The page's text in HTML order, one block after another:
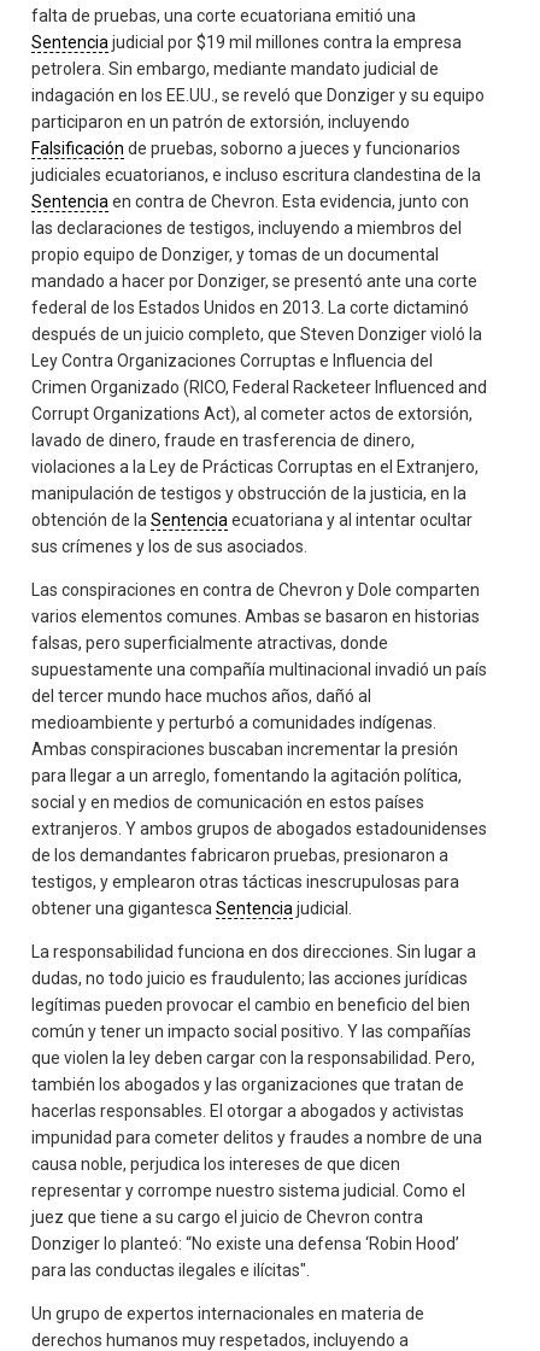
falta de pruebas, una corte ecuatoriana emitió una
Sentencia judicial por $19 mil millones contra la empresa
petrolera. Sin embargo, mediante mandato judicial de
indagación en los EE.UU., se reveló que Donziger y su equipo
participaron en un patrón de extorsión, incluyendo
Falsificación de pruebas, soborno a jueces y funcionarios
judiciales ecuatorianos, e incluso escritura clandestina de la
Sentencia en contra de Chevron. Esta evidencia, junto con
las declaraciones de testigos, incluyendo a miembros del
propio equipo de Donziger, y tomas de un documental
mandado a hacer por Donziger, se presentó ante una corte
federal de los Estados Unidos en 2013. La corte dictaminó
después de un juicio completo, que Steven Donziger violó la
Ley Contra Organizaciones Corruptas e Influencia del
Crimen Organizado (RICO, Federal Racketeer Influenced and
Corrupt Organizations Act), al cometer actos de extorsión,
lavado de dinero, fraude en trasferencia de dinero,
violaciones a la Ley de Prácticas Corruptas en el Extranjero,
manipulación de testigos y obstrucción de la justicia, en la
obtención de laSentencia ecuatoriana y al intentar ocultar
sus crímenes y los de sus asociados.
Las conspiraciones en contra de Chevron y Dole comparten
varios elementos comunes. Ambas se basaron en historias
falsas, pero superficialmente atractivas, donde
supuestamente una compañía multinacional invadió un país
del tercer mundo hace muchos años, dañó al
medioambiente y perturbó a comunidades indígenas.
Ambas conspiraciones buscaban incrementar la presión
para llegar a un arreglo, fomentando la agitación política,
social y en medios de comunicación en estos países
extranjeros. Y ambos grupos de abogados estadounidenses
de los demandantes fabricaron pruebas, presionaron a
testigos, y emplearon otras tácticas inescrupulosas para
obtener una gigantescaSentencia judicial.
La responsabilidad funciona en dos direcciones. Sin lugar a
dudas, no todo juicio es fraudulento; las acciones jurídicas
legítimas pueden provocar el cambio en beneficio del bien
común y tener un impacto social positivo. Y las compañías
que violen la ley deben cargar con la responsabilidad. Pero,
también los abogados y las organizaciones que tratan de
hacerlas responsables. El otorgar a abogados y activistas
impunidad para cometer delitos y fraudes a nombre de una
causa noble, perjudica los intereses de que dicen
representar y corrompe nuestro sistema judicial. Como el
juez que tiene a su cargo el juicio de Chevron contra
Donziger lo planteó: “No existe una defensa ‘Robin Hood’
para las conductas ilegales e ilícitas".
Un grupo de expertos internacionales en materia de
derechos humanos muy respetados, incluyendo a